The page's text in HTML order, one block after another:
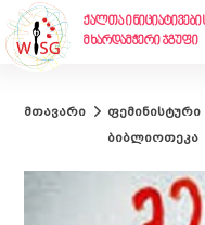
ქალთა
მხარდამჭერი ჯგუფი
მთავარი
ფემინისტური
ბიბლიოთეკა